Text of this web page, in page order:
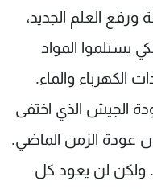
العلم الجديد،
يستلموا المواد
الكهرباء والماء.
الجيش الذي اختفى
عودة الزمن الماضي.
ولكن لن يعود كل